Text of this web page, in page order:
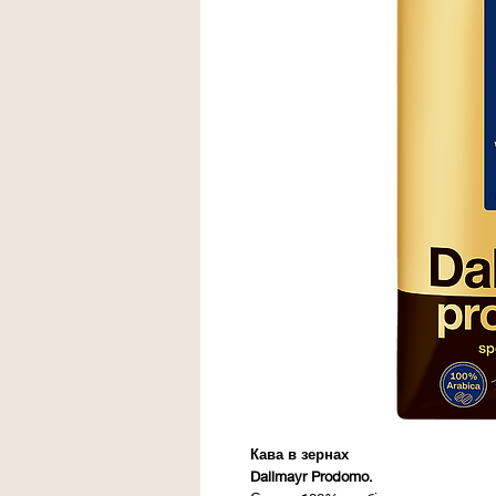
Кава в зернах
Dallmayr Prodomo.